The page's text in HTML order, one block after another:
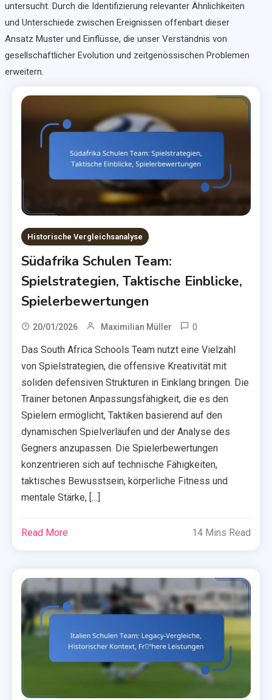
untersucht. Durch die Identifizierung relevanter Ähnlichkeiten
und Unterschiede zwischen Ereignissen offenbart dieser
Ansatz Muster und Einflüsse, die unser Verständnis von
gesellschaftlicher Evolution und zeitgenössischen Problemen
erweitern.
Historische Vergleichsanalyse
Südafrika Schulen Team:
Spielstrategien, Taktische Einblicke,
Spielerbewertungen
20/01/2026 Maximilian Müller 0
Das South Africa Schools Team nutzt eine Vielzahl
von Spielstrategien, die offensive Kreativität mit
soliden defensiven Strukturen in Einklang bringen. Die
Trainer betonen Anpassungsfähigkeit, die es den
Spielern ermöglicht, Taktiken basierend auf den
dynamischen Spielverläufen und der Analyse des
Gegners anzupassen. Die Spielerbewertungen
konzentrieren sich auf technische Fähigkeiten,
taktisches Bewusstsein, körperliche Fitness und
mentale Stärke, […]
Read More 14 Mins Read